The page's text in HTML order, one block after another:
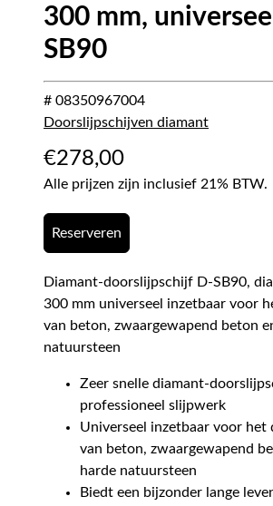
300 mm,
SB90
# 08350967004
Doorslijpschijven diamant
€278,00
Alle prijzen zijn inclusief 21% BTW.
Reserveren
Diamant-doorslijpschijf D-SB90,
300 mm universeel inzetbaar voor
van beton, zwaargewapend beton
natuursteen
Zeer snelle diamant-
professioneel slijpwerk
Universeel inzetbaar voor het
van beton, zwaargewapend
harde natuursteen
Biedt een bijzonder lange